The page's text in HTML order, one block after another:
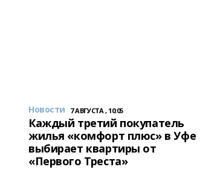
Новости 7 АВГУСТА , 10:05
Каждый третий покупатель
жилья «комфорт плюс» в Уфе
выбирает квартиры от
«Первого Треста»